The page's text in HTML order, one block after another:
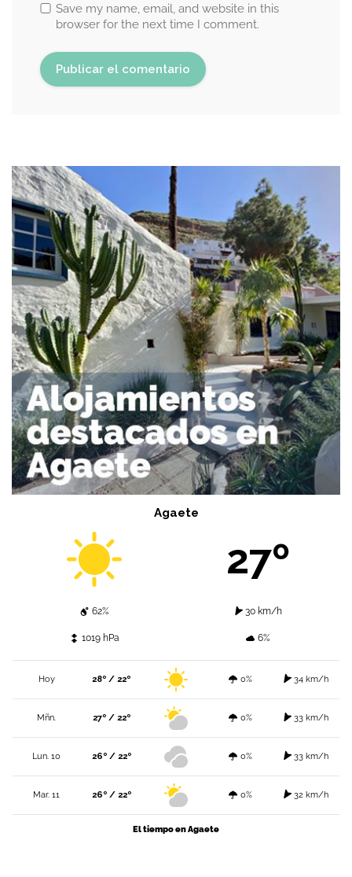
Save my name, email, and website in this
browser for the next time I comment.
Agaete
27º
62% 30 km/h
1019 hPa 6%
Hoy 28º / 22º 0% 34 km/h
Mñn. 27º / 22º 0% 33 km/h
Lun. 10 26º / 22º 0% 33 km/h
Mar. 11 26º / 22º 0% 32 km/h
El tiempo en Agaete